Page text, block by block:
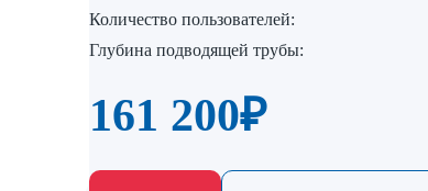
Количество пользователей:
Глубина подводящей трубы:
161 200₽